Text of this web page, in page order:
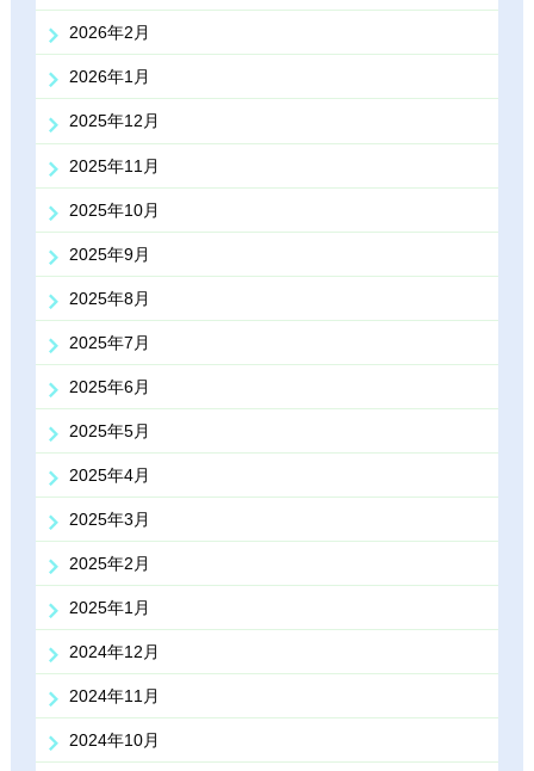
2026年2月
2026年1月
2025年12月
2025年11月
2025年10月
2025年9月
2025年8月
2025年7月
2025年6月
2025年5月
2025年4月
2025年3月
2025年2月
2025年1月
2024年12月
2024年11月
2024年10月